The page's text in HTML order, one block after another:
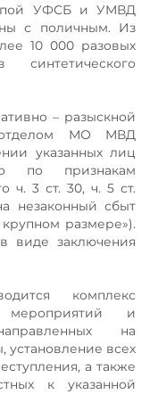
УФСБ и УМВД
с поличным. Из
10 000 разовых
синтетического
– разыскной
отделом МО МВД
указанных лиц
по признакам
ч. 3 ст. 30, ч. 5 ст.
незаконный сбыт
размере»).
виде заключения
комплекс
и
на
установление всех
а также
к указанной